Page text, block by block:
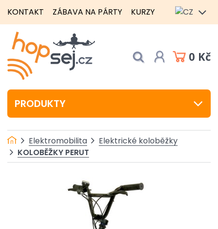
KONTAKT ZÁBAVA NA PÁRTY KURZY
0 Kč
PRODUKTY
Elektromobilita
Elektrické koloběžky
KOLOBĚŽKY PERUT